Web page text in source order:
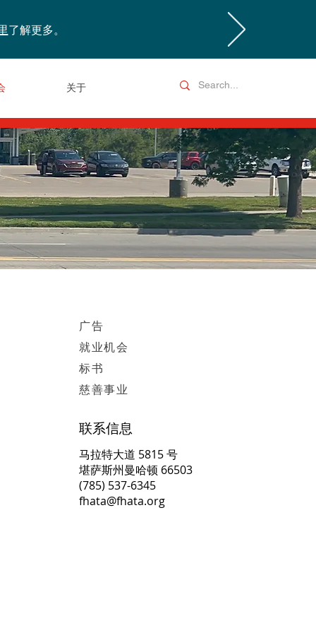
了解更多。
关于
广告
就业机会
标书
慈善事业
联系信息
马拉特大道 5815 号
堪萨斯州曼哈顿 66503
(785) 537-6345
fhata@fhata.org